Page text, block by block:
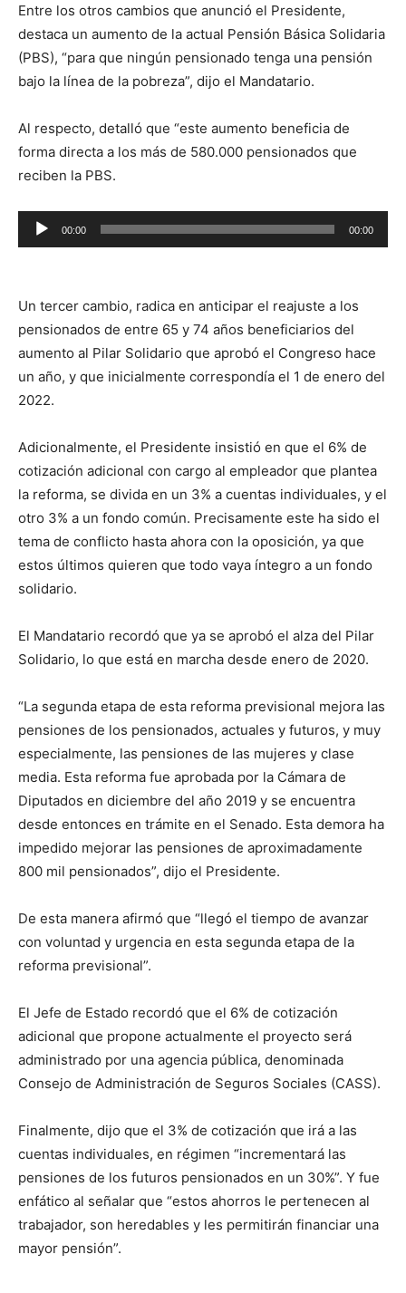
Entre los otros cambios que anunció el Presidente,
destaca un aumento de la actual Pensión Básica Solidaria
(PBS), “para que ningún pensionado tenga una pensión
bajo la línea de la pobreza”, dijo el Mandatario.
Al respecto, detalló que “este aumento beneficia de
forma directa a los más de 580.000 pensionados que
reciben la PBS.
Reproductor
de
00:00 00:00
Un tercer cambio, radica en anticipar el reajuste a los
pensionados de entre 65 y 74 años beneficiarios del
aumento al Pilar Solidario que aprobó el Congreso hace
un año, y que inicialmente correspondía el 1 de enero del
2022.
Adicionalmente, el Presidente insistió en que el 6% de
cotización adicional con cargo al empleador que plantea
la reforma, se divida en un 3% a cuentas individuales, y el
otro 3% a un fondo común. Precisamente este ha sido el
tema de conflicto hasta ahora con la oposición, ya que
estos últimos quieren que todo vaya íntegro a un fondo
solidario.
El Mandatario recordó que ya se aprobó el alza del Pilar
Solidario, lo que está en marcha desde enero de 2020.
“La segunda etapa de esta reforma previsional mejora las
pensiones de los pensionados, actuales y futuros, y muy
especialmente, las pensiones de las mujeres y clase
media. Esta reforma fue aprobada por la Cámara de
Diputados en diciembre del año 2019 y se encuentra
desde entonces en trámite en el Senado. Esta demora ha
impedido mejorar las pensiones de aproximadamente
800 mil pensionados”, dijo el Presidente.
De esta manera afirmó que “llegó el tiempo de avanzar
con voluntad y urgencia en esta segunda etapa de la
reforma previsional”.
El Jefe de Estado recordó que el 6% de cotización
adicional que propone actualmente el proyecto será
administrado por una agencia pública, denominada
Consejo de Administración de Seguros Sociales (CASS).
Finalmente, dijo que el 3% de cotización que irá a las
cuentas individuales, en régimen “incrementará las
pensiones de los futuros pensionados en un 30%”. Y fue
enfático al señalar que “estos ahorros le pertenecen al
trabajador, son heredables y les permitirán financiar una
mayor pensión”.